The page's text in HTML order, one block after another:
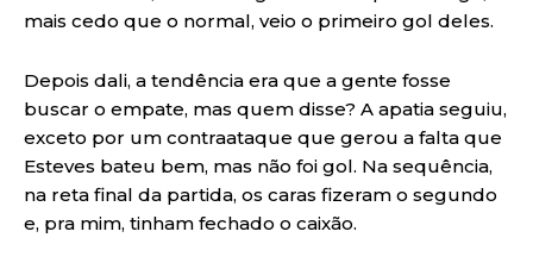
mais cedo que o normal, veio o primeiro gol deles.
Depois dali, a tendência era que a gente fosse
buscar o empate, mas quem disse? A apatia seguiu,
exceto por um contraataque que gerou a falta que
Esteves bateu bem, mas não foi gol. Na sequência,
na reta final da partida, os caras fizeram o segundo
e, pra mim, tinham fechado o caixão.